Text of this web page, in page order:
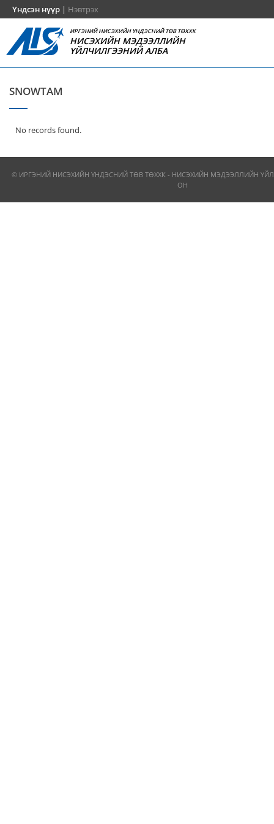
Үндсэн нүүр | Нэвтрэх
ИРГЭНИЙ НИСЭХИЙН ҮНДЭСНИЙ ТӨВ ТӨХХК
НИСЭХИЙН МЭДЭЭЛЛИЙН
ҮЙЛЧИЛГЭЭНИЙ АЛБА
SNOWTAM
No records found.
© ИРГЭНИЙ НИСЭХИЙН ҮНДЭСНИЙ ТӨВ ТӨХХК - НИСЭХИЙН МЭДЭЭЛЛИЙН
ОН